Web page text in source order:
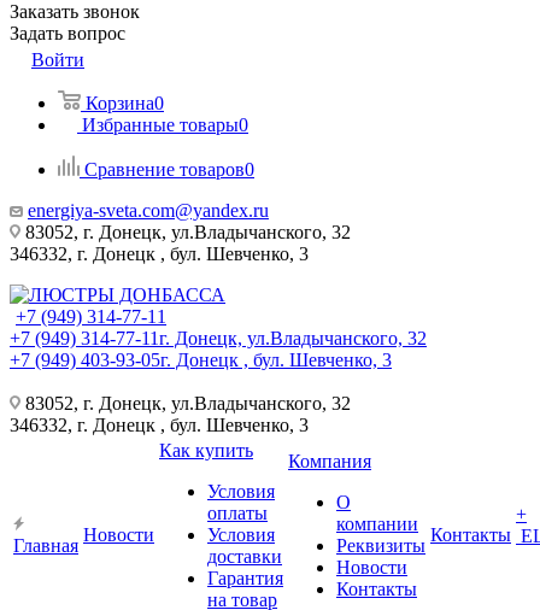
Заказать звонок
Задать вопрос
Войти
Корзина0
Избранные товары0
Сравнение товаров0
energiya-sveta.com@yandex.ru
83052, г. Донецк, ул.Владычанского, 32
346332, г. Донецк , бул. Шевченко, 3
+7 (949) 314-77-11
+7 (949) 314-77-11г. Донецк, ул.Владычанского, 32
+7 (949) 403-93-05г. Донецк , бул. Шевченко, 3
83052, г. Донецк, ул.Владычанского, 32
346332, г. Донецк , бул. Шевченко, 3
Главная
Новости
Как купить
Условия
оплаты
Условия
доставки
Гарантия
на товар
Компания
О
компании
Реквизиты
Новости
Контакты
Контакты
+